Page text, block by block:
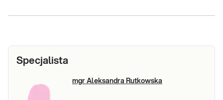
Specjalista
mgr Aleksandra Rutkowska